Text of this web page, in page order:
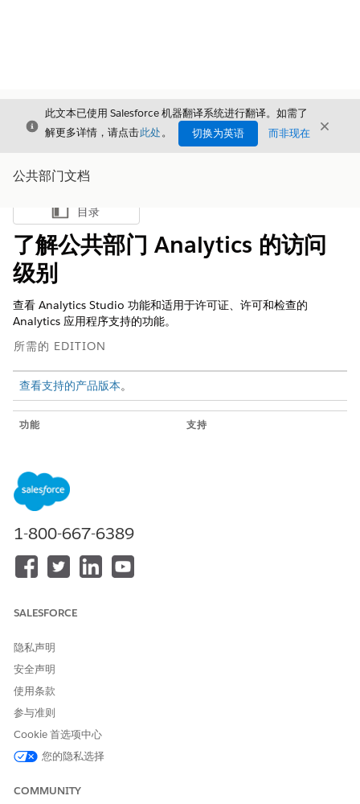
关闭
此文本已使用 Salesforce 机器翻译系统进行翻译。如需了
解更多详情，请点击此处。 切换为英语 而非现在 关闭
公共部门文档
显示目录
目录
了解公共部门 Analytics 的访问
级别
查看 Analytics Studio 功能和适用于许可证、许可和检查的
Analytics 应用程序支持的功能。
所需的 EDITION
查看支持的产品版本。
功能 支持
对象支持
数据量
自定义现有仪表板
自定义现有数据集
创建数据集
创建自定义 CRM Analytics 应
用程序
支持 Einstein Discovery 和
Experience Cloud 集成
支持批量操作和 Apex 步骤
支持 Sales Cloud Einstein AI
1-800-667-6389
SALESFORCE
隐私声明
安全声明
使用条款
参与准则
Cookie 首选项中心
您的隐私选择
COMMUNITY